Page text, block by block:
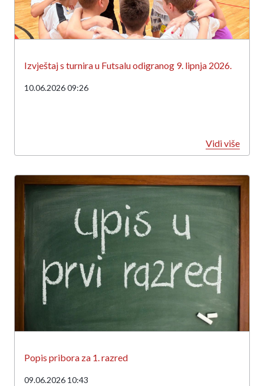
Izvještaj s turnira u Futsalu odigranog 9. lipnja 2026.
10.06.2026 09:26
Vidi više
Popis pribora za 1. razred
09.06.2026 10:43